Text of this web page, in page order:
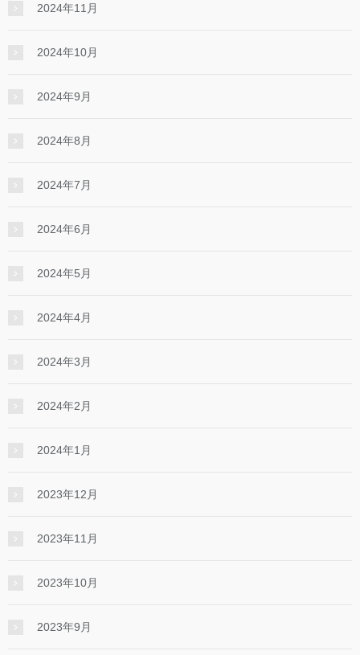
2024年11月
2024年10月
2024年9月
2024年8月
2024年7月
2024年6月
2024年5月
2024年4月
2024年3月
2024年2月
2024年1月
2023年12月
2023年11月
2023年10月
2023年9月